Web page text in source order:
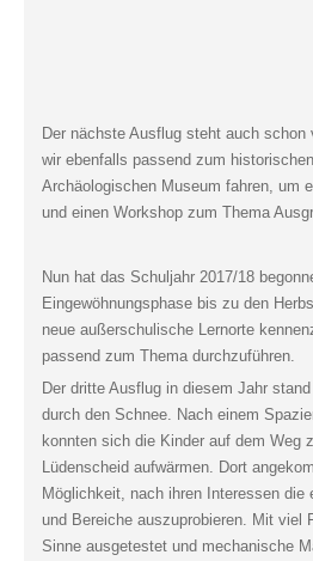
Der nächste Ausflug steht auch schon
wir ebenfalls passend zum
Archäologischen Museum fahren, um
und einen Workshop zum Thema
Nun hat das Schuljahr 2017/18
Eingewöhnungsphase bis zu den
neue außerschulische Lernorte
passend zum Thema durchzuführen.
Der dritte Ausflug in diesem Jahr
durch den Schnee. Nach einem
konnten sich die Kinder auf dem Weg
Lüdenscheid aufwärmen. Dort
Möglichkeit, nach ihren Interessen die
und Bereiche auszuprobieren. Mit viel
Sinne ausgetestet und mechanische